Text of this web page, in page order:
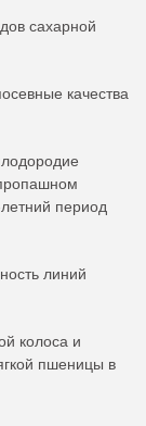
сахарной
качества
период
линий
колоса и
пшеницы в